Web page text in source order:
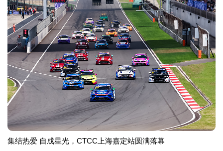
集结热爱 自成星光，CTCC上海嘉定站圆满落幕